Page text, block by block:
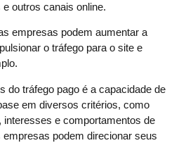
outros canais online.
empresas podem aumentar a
o tráfego para o site e
do tráfego pago é a capacidade de
em diversos critérios, como
interesses e comportamentos de
podem direcionar seus